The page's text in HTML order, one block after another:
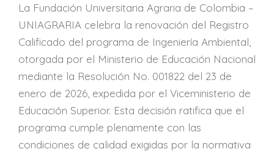
La Fundación Universitaria Agraria de Colombia –
UNIAGRARIA celebra la renovación del Registro
Calificado del programa de Ingeniería Ambiental,
otorgada por el Ministerio de Educación Nacional
mediante la Resolución No. 001822 del 23 de
enero de 2026, expedida por el Viceministerio de
Educación Superior. Esta decisión ratifica que el
programa cumple plenamente con las
condiciones de calidad exigidas por la normativa